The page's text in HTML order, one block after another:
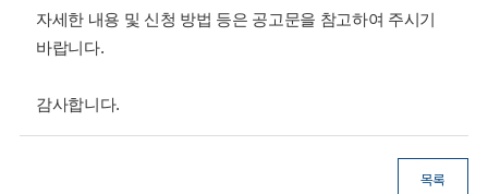
자세한 내용 및 신청 방법 등은 공고문을 참고하여 주시기
바랍니다.
감사합니다.
목록